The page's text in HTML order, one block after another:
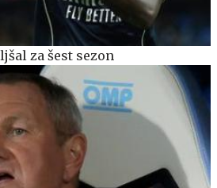
za šest sezon